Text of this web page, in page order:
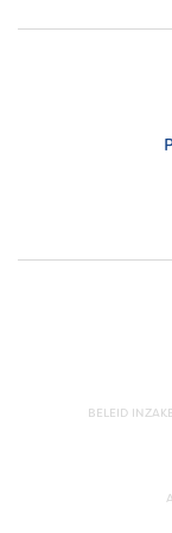
BELEID